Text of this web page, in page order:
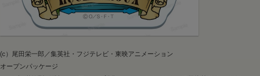
(c）尾田栄一郎／集英社・フジテレビ・東映アニメーション
オープンパッケージ